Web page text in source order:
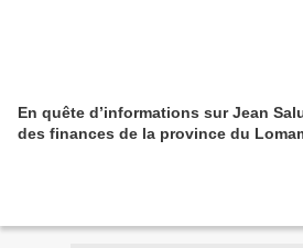
En quête d’informations sur Jean
des finances de la province du